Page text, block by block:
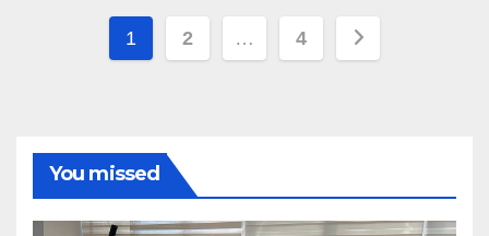
Posts
1 2 … 4
You missed